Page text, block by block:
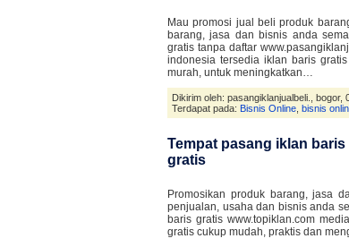
Mau promosi jual beli produk
barang, jasa dan bisnis anda
gratis tanpa daftar
indonesia tersedia iklan baris
murah, untuk meningkatkan…
Dikirim oleh: pasangiklanjualbeli., bogor,
Terdapat pada: Bisnis Online bisnis
Tempat pasang iklan
gratis
Promosikan produk barang, jasa
penjualan, usaha dan bisnis anda
baris gratis www.topiklan.com
gratis cukup mudah, praktis dan